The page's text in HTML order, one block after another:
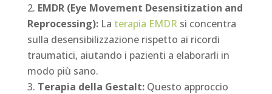
EMDR (Eye Movement Desensitization and
Reprocessing):La terapia EMDRsi concentra
sulla desensibilizzazione rispetto ai ricordi
traumatici, aiutando i pazienti a elaborarli in
modo più sano.
Terapia della Gestalt:Questo approccio